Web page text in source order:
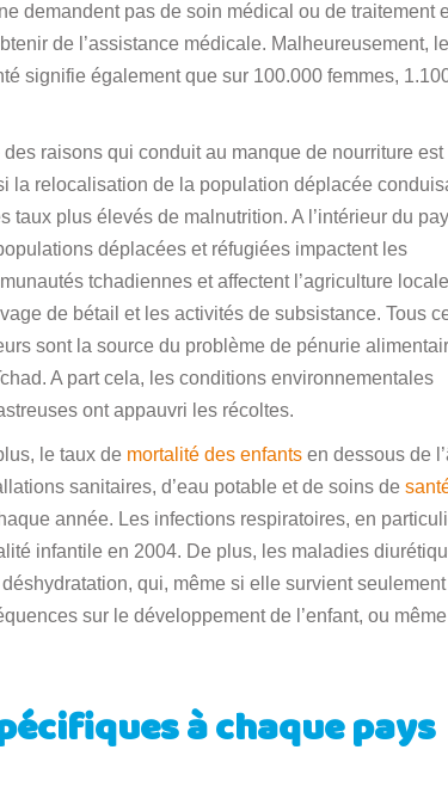
demandent pas de soin médical ou de traitement
de l’assistance médicale. Malheureusement, le
signifie également que sur 100.000 femmes,
des raisons qui conduit au manque de nourriture est
la relocalisation de la population déplacée
taux plus élevés de malnutrition. A l’intérieur du
déplacées et réfugiées impactent les
tchadiennes et affectent l’agriculture
de bétail et les activités de subsistance. Tous
sont la source du problème de pénurie
A part cela, les conditions environnementales
ont appauvri les récoltes.
le taux de mortalité des enfants en dessous de
sanitaires, d’eau potable et de soins de
année. Les infections respiratoires, en
infantile en 2004. De plus, les maladies
qui, même si elle survient seulement
sur le développement de l’enfant, ou
à chaque pays